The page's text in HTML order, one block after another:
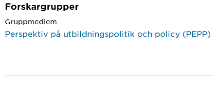
Forskargrupper
Gruppmedlem
Perspektiv på utbildningspolitik och policy (PEPP)